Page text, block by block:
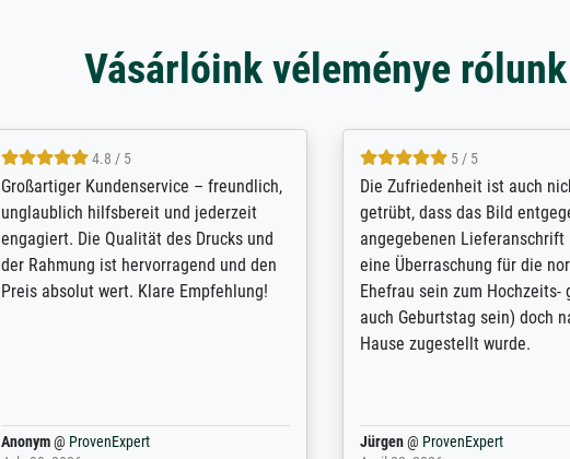
Vásárlóink véleménye rólunk
5 / 5
Für ein Erinnerungsbuch mit der
Feldpost meines Großvaters aus dem 1.
Weltkrieg benötigte ich ein
ausdrucksvolles Bild. Das habe ich bei
Ihnen gefunden. Bei der Auswahl der
weiter. Vielen ...
Margot@ProvenExpert
4.8 / 5
Hervorragende Qualität.
vieles anpassen lassen, wie
Randentfernung, Farbe,
Kontrast und Weiteres. Sehr
Kontaktperson per Mail. Das
Kunstdruck) wurde sehr gut
sehr starke Papprolle mit
Anonym@ProvenExpert